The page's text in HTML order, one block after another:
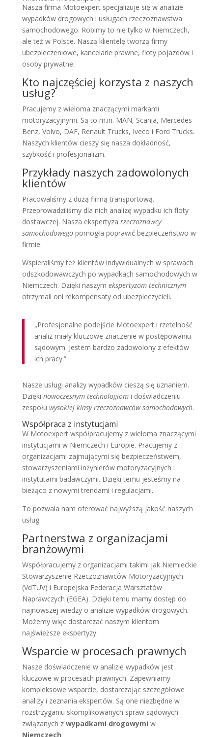
Nasza firma Motoexpert specjalizuje się w analizie
wypadków drogowych i usługach rzeczoznawstwa
samochodowego. Robimy to nie tylko w Niemczech,
ale też w Polsce. Naszą klientelę tworzą firmy
ubezpieczeniowe, kancelarie prawne, floty pojazdów i
osoby prywatne.
Kto najczęściej korzysta z naszych
usług?
Pracujemy z wieloma znaczącymi markami
motoryzacyjnymi. Są to m.in. MAN, Scania, Mercedes-
Benz, Volvo, DAF, Renault Trucks, Iveco i Ford Trucks.
Naszych klientów cieszy się nasza dokładność,
szybkość i profesjonalizm.
Przykłady naszych zadowolonych
klientów
Pracowaliśmy z dużą firmą transportową.
Przeprowadziliśmy dla nich analizę wypadku ich floty
dostawczej. Nasza ekspertyza rzeczoznawcy
samochodowegopomogła poprawić bezpieczeństwo w
firmie.
Wspieraliśmy też klientów indywidualnych w sprawach
odszkodowawczych po wypadkach samochodowych w
Niemczech. Dzięki naszym ekspertyzom technicznym
otrzymali oni rekompensaty od ubezpieczycieli.
„Profesjonalne podejście Motoexpert i rzetelność
analiz miały kluczowe znaczenie w postępowaniu
sądowym. Jestem bardzo zadowolony z efektów
ich pracy.”
Nasze usługi analizy wypadków cieszą się uznaniem.
Dzięki nowoczesnym technologiomi doświadczeniu
zespołu wysokiej klasy rzeczoznawców samochodowych.
Współpraca z instytucjami
W Motoexpert współpracujemy z wieloma znaczącymi
instytucjami w Niemczech i Europie. Pracujemy z
organizacjami zajmującymi się bezpieczeństwem,
stowarzyszeniami inżynierów motoryzacyjnych i
instytutami badawczymi. Dzięki temu jesteśmy na
bieżąco z nowymi trendami i regulacjami.
To pozwala nam oferować najwyższą jakość naszych
usług.
Partnerstwa z organizacjami
branżowymi
Współpracujemy z organizacjami takimi jak Niemieckie
Stowarzyszenie Rzeczoznawców Motoryzacyjnych
(VdTÜV) i Europejska Federacja Warsztatów
Naprawczych (EGEA). Dzięki temu mamy dostęp do
najnowszej wiedzy o analizie wypadków drogowych.
Możemy więc dostarczać naszym klientom
najświeższe ekspertyzy.
Wsparcie w procesach prawnych
Nasze doświadczenie w analizie wypadków jest
kluczowe w procesach prawnych. Zapewniamy
kompleksowe wsparcie, dostarczając szczegółowe
analizy i zeznania ekspertów. Są one niezbędne w
rozstrzyganiu skomplikowanych spraw sądowych
związanych z wypadkami drogowymi w
Niemczech.